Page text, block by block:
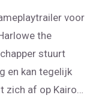
voor
the
stuurt
en kan tegelijk
zich af op Kairos